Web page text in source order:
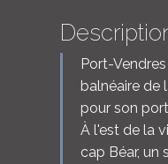
Port-
balnéaire de
pour son
À l'est de la
cap Béar, un